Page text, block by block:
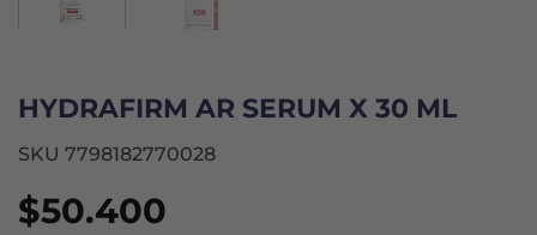
HYDRAFIRM AR SERUM X 30 ML
SKU 7798182770028
$50.400